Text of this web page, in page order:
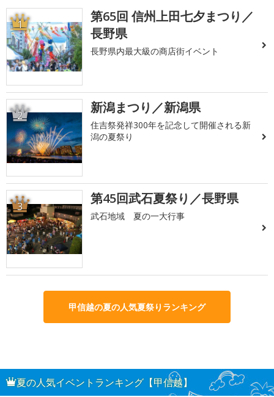
1
第65回 信州上田七夕まつり／
長野県
長野県内最大級の商店街イベント
2 新潟まつり／新潟県
住吉祭発祥300年を記念して開催される新
潟の夏祭り
3 第45回武石夏祭り／長野県
武石地域 夏の一大行事
甲信越の夏の人気夏祭りランキング
夏の人気イベントランキング【甲信越】